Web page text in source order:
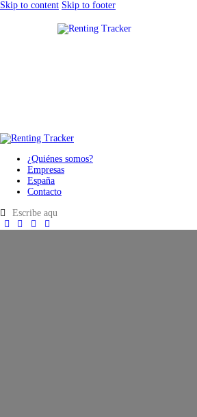
Skip to content Skip to footer
¿Quiénes somos?
Empresas
España
Contacto